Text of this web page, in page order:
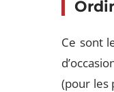
Ce sont
(pour les